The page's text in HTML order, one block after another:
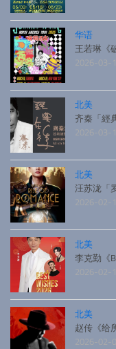
华语
王若琳《
2026-03-
北美
齐秦「經
2026-03-
北美
汪苏泷「
2026-02-
北美
李克勤《
2026-02-
北美
赵传《给
2026-02-